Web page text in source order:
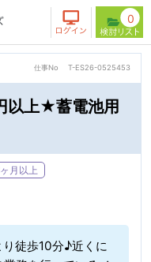
0
仕事No T-ES26-0525453
上★蓄電池用
月以上
徒歩10分♪近くに